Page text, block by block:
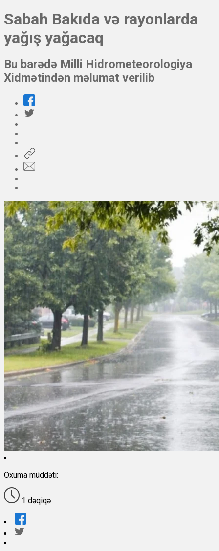
Sabah Bakıda və rayonlarda
yağış yağacaq
Bu barədə Milli Hidrometeorologiya
Xidmətindən məlumat verilib
Oxuma müddəti:
1 dəqiqə